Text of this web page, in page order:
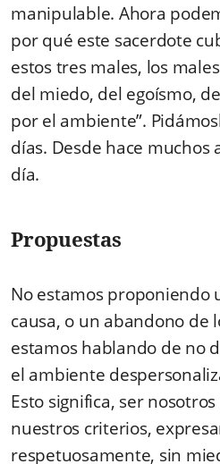
manipulable. Ahora
por qué este sacerdote
estos tres males, los
del miedo, del egoísmo,
por el ambiente”.
días. Desde hace muchos
día.
Propuestas
No estamos proponiendo
causa, o un abandono de
estamos hablando de no
el ambiente
Esto significa, ser
nuestros criterios,
respetuosamente, sin